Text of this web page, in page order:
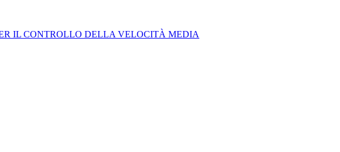
IL CONTROLLO DELLA VELOCITÀ MEDIA